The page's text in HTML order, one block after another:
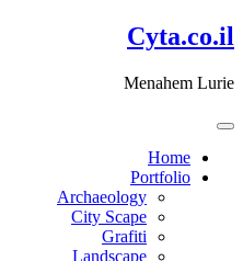
דלג
לתוכן
Cyta.co.il
Menahem Lurie
Home
Portfolio
Archaeology
City Scape
Grafiti
Landscape